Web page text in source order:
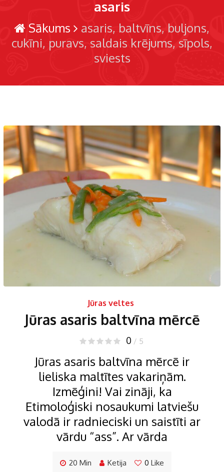
asaris
Sākums asaris baltvīns buljons
cukīni puravs saldais krējums sīpols
sviests
Jūras veltes
Jūras asaris baltvīna mērcē
0 / 5
Jūras asaris baltvīna mērcē ir
lieliska maltītes vakariņām.
Izmēģini! Vai zināji, ka
Etimoloģiski nosaukumi latviešu
valodā ir radnieciski un saistīti ar
vārdu “ass”. Ar vārda
20 Min Ketija 0 Like